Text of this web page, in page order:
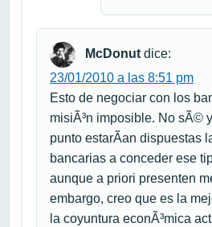
McDonut dice:
23/01/2010 a las 8:51 pm
Esto de negociar con los
misiÃ³n imposible. No sÃ©
punto estarÃ­an dispuestas
bancarias a conceder ese
aunque a priori presenten
embargo, creo que es la
la coyuntura econÃ³mica